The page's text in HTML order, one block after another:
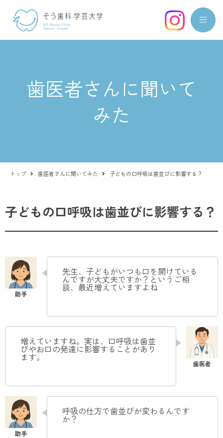
歯医者さんに聞いて
みた
トップ 歯医者さんに聞いてみた 子どもの口呼吸は歯並びに影響する？
子どもの口呼吸は歯並びに影響する？
先生、子どもがいつも口を開けている
んですが大丈夫ですか？というご相
談、最近増えていますよね
増えていますね。実は、口呼吸は歯並
びやお口の発達に影響することがあり
ます。
呼吸の仕方で歯並びが変わるんです
か？